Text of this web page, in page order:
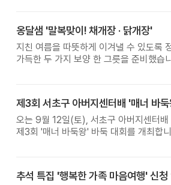
옹달샘 '말복맞이! 채개장 · 닭개장'
지친 여름을 따뜻하게 이겨낼 수 있도록
가득한 두 가지 보양 한 그릇을 준비했습
오는 9월 12일(토), 서초구 아버지센터배
제3회 '매너 바둑왕' 바둑 대회를 개최합
추석 특집 '행복한 가족 마음여행' 신청